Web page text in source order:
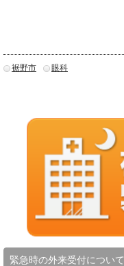
裾野市 眼科
緊急時の外来受付について